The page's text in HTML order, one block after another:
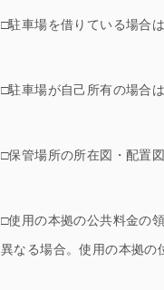
□駐車場を借りている場合
□駐車場が自己所有の場合
□保管場所の所在図・配置図
□使用の本拠の公共料金の
異なる場合。使用の本拠の